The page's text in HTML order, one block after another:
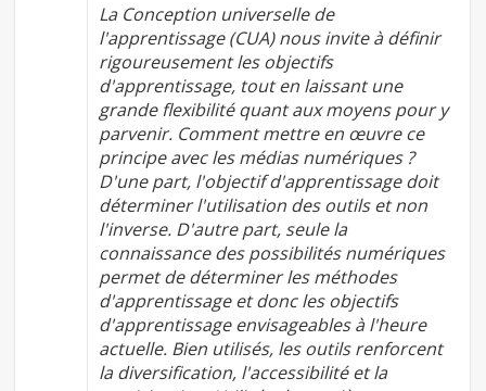
La Conception universelle de
l'apprentissage (CUA) nous invite à définir
rigoureusement les objectifs
d'apprentissage, tout en laissant une
grande flexibilité quant aux moyens pour y
parvenir. Comment mettre en œuvre ce
principe avec les médias numériques ?
D'une part, l'objectif d'apprentissage doit
déterminer l'utilisation des outils et non
l'inverse. D'autre part, seule la
connaissance des possibilités numériques
permet de déterminer les méthodes
d'apprentissage et donc les objectifs
d'apprentissage envisageables à l'heure
actuelle. Bien utilisés, les outils renforcent
la diversification, l'accessibilité et la